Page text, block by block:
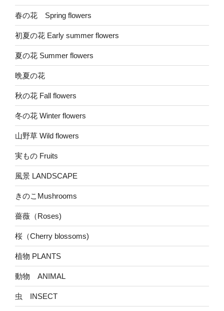
春の花 Spring flowers
初夏の花 Early summer flowers
夏の花 Summer flowers
晩夏の花
秋の花 Fall flowers
冬の花 Winter flowers
山野草 Wild flowers
実もの Fruits
風景 LANDSCAPE
きのこMushrooms
薔薇（Roses)
桜（Cherry blossoms)
植物 PLANTS
動物 ANIMAL
虫 INSECT